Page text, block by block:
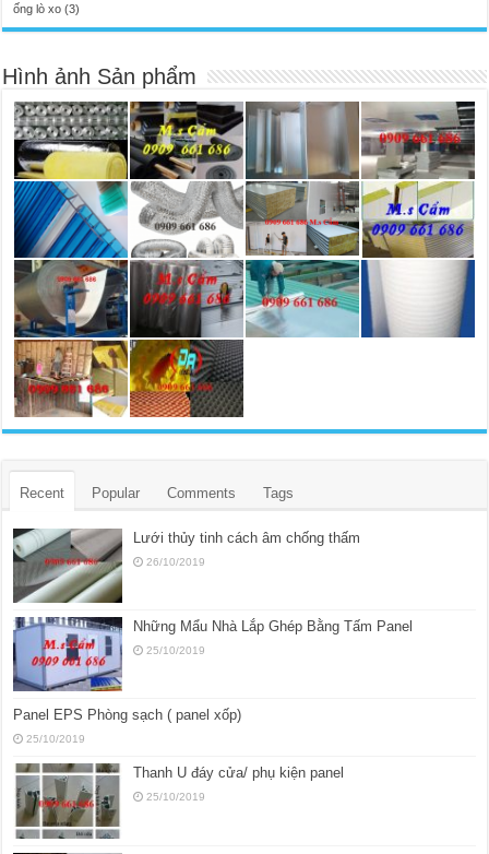
ống lò xo (3)
Hình ảnh Sản phẩm
Recent Popular Comments Tags
Lưới thủy tinh cách âm chống thấm
26/10/2019
Những Mẩu Nhà Lắp Ghép Bằng Tấm Panel
25/10/2019
Panel EPS Phòng sạch ( panel xốp)
25/10/2019
Thanh U đáy cửa/ phụ kiện panel
25/10/2019